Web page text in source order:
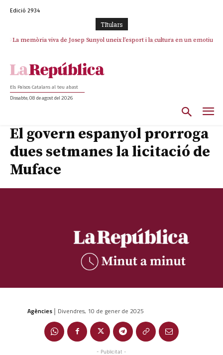
Edició 2934
TItulars
La memòria viva de Josep Sunyol uneix l’esport i la cultura en un emotiu
Els Països Catalans al teu abast
Dissabte, 08 de agost del 2026
El govern espanyol prorroga
dues setmanes la licitació de
Muface
Agències | Divendres, 10 de gener de 2025
- Publicitat -